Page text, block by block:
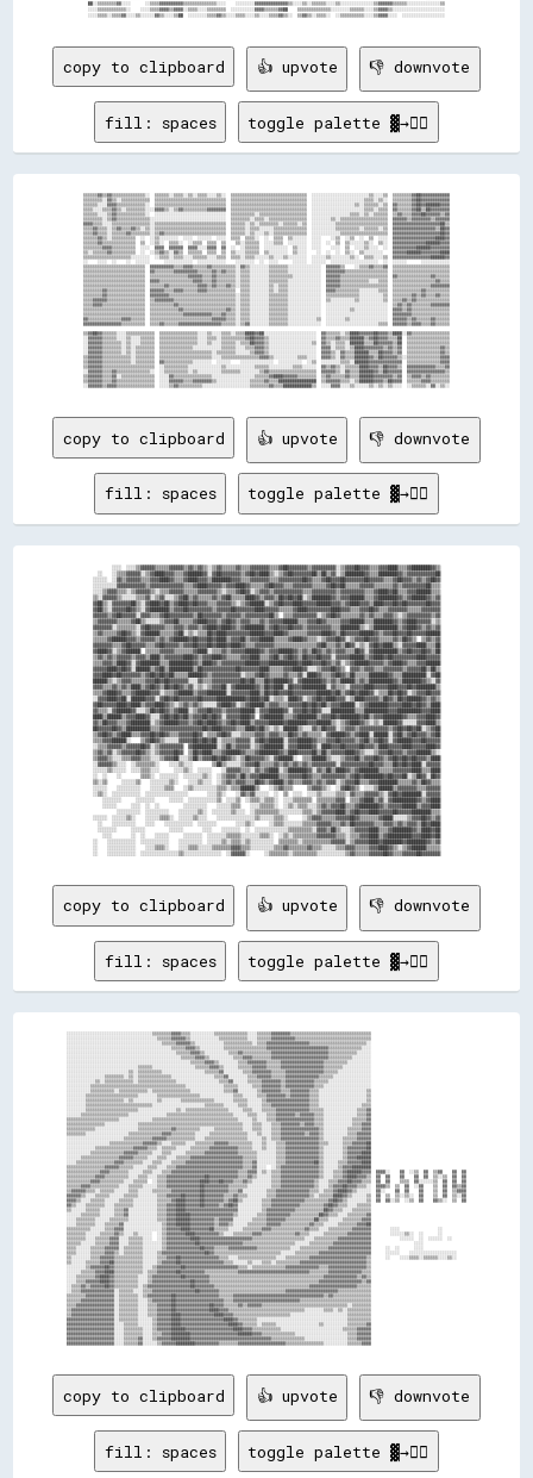
copy to clipboard 👍 upvote 👎 downvote
fill: spaces toggle palette ▓→✊🏽
▒▒▒▒▒▒▓▓▒▒▓▓▒▒▒▒▒▒▒▒▒▒▒▒▒▒░░  ▒▒▒▒▒▒░░▒▒▒▒░░▒▒░░▒▒▒▒░░░░▒▒░░  ▒▒▒▒▒▒▒▒▒▒▒▒▒▒▒▒▒▒▒▒▒▒▒▒▒▒▒▒▒▒▒▒  ░░░░░░░░░░░░░░░░░░░░░░░░▒▒░░░░▒▒  ▒▒▒▒▒▒▒▒▓▓██▓▓▓▓▓▓▓▓▓▓▓▓
▒▒▒▒▒▒▒▒░░▓▓▒▒░░▒▒▒▒▒▒▒▒▒▒▒▒  ▒▒▒▒▒▒▒▒▒▒▒▒▒▒▒▒▒▒▒▒▒▒▒▒▒▒▒▒▒▒  ▒▒▒▒▒▒▒▒▒▒▒▒▒▒▒▒▒▒▒▒▒▒▒▒▒▒▒▒▒▒▒▒  ░░░░░░░░░░░░░░░░░░░░░░▒▒▒▒░░▒▒░░  ▒▒▒▒▒▒▒▒▓▓██▓▓▓▓▓▓▓▓▓▓▓▓
▒▒▒▒▒▒░░░░▓▓▓▓▒▒▒▒▒▒▒▒▒▒▒▒░░  ▒▒▒▒▒▒▒▒▒▒▒▒▒▒▒▒▒▒▒▒▒▒▒▒▒▒▒▒▒▒  ▒▒▒▒▒▒▒▒▒▒▒▒▒▒▒▒▒▒▒▒▒▒▒▒▒▒▒▒▒▒▒▒  ░░░░░░░░░░░░░░░░░░▒▒░░▒▒▒▒▒▒░░▒▒  ▓▓▒▒▒▒▒▒▓▓██▓▓██████▓▓▓▓
▒▒▒▒░░░░▒▒▒▒▓▓▒▒░░▒▒▒▒▒▒▒▒░░░░▓▓▓▓▒▒░░▒▒▓▓▒▒▒▒▒▒▒▒▒▒▓▓▓▓▓▓▓▓  ▒▒▒▒▒▒▒▒▒▒▒▒▒▒▒▒▒▒▒▒▒▒▒▒▒▒▒▒▒▒▒▒  ░░░░░░░░░░░░░░░░░░░░░░▒▒▒▒░░▒▒▒▒  ▓▓▒▒▒▒▒▒▓▓██▒▒██▓▓▓▓▓▓▓▓
▒▒▒▒▒▒░░░░▒▒▓▓▒▒▒▒▒▒▒▒▒▒▒▒░░  ░░░░░░░░░░░░░░░░░░░░░░░░░░░░░░  ▒▒▒▒▒▒▒▒▒▒░░▒▒▒▒▒▒▒▒▒▒▒▒▒▒▒▒▒▒▒▒  ░░░░░░░░░░░░░░░░▒▒▒▒░░▒▒░░▒▒▒▒▒▒  ▒▒▓▓▒▒▒▒▓▓▓▓██▓▓▓▓▓▓▒▒▓▓
▒▒▒▒▒▒▒▒░░▒▒▓▓▒▒▒▒▒▒▒▒▒▒▒▒▒▒░░░░░░░░░░░░░░░░░░░░░░░░░░░░░░░░  ▒▒▒▒▒▒▒▒░░▒▒▒▒░░▒▒▒▒▒▒▒▒▒▒▒▒▒▒▒▒  ░░░░░░░░▒▒░░▒▒▒▒▒▒▒▒▒▒▒▒▒▒▒▒▒▒▒▒  ▓▓▓▓▓▓▒▒▓▓▓▓▓▓▓▓▒▒▓▓▓▓▓▓
▓▓▓▓▒▒▒▒░░░░▒▒▒▒▒▒▒▒▒▒▒▒▒▒▒▒░░▒▒▒▒▒▒▒▒▒▒▒▒▒▒▒▒▒▒▒▒▒▒▒▒▒▒▒▒▒▒  ▒▒▒▒▒▒░░▒▒░░▒▒▒▒▒▒▒▒░░▒▒▒▒▒▒░░▒▒  ░░░░░░░░░░▒▒▒▒▒▒▒▒▒▒▒▒▒▒▒▒▒▒▒▒▒▒  ▓▓▓▓▓▓▓▓▓▓▓▓▓▓▓▓▓▓▓▓██▒▒
▒▒▒▒▓▓▒▒▒▒░░▒▒▓▓▒▒▒▒▓▓▒▒░░▒▒░░▒▒▒▒▒▒▒▒▒▒▒▒▒▒▒▒▒▒▒▒▒▒▒▒▒▒▒▒▒▒  ▒▒▒▒▒▒░░▒▒▒▒░░░░░░▒▒▒▒▒▒▒▒▒▒▒▒▒▒  ░░░░░░░░░░▒▒▒▒▒▒▒▒▒▒░░▒▒▒▒▒▒░░▒▒  ▓▓▓▓▓▓▓▓▓▓▓▓▓▓▓▓▓▓▒▒██▓▓
▒▒▒▒▓▓▒▒▒▒░░▒▒▒▒▒▒▓▓▒▒▒▒▒▒▒▒░░▒▒▓▓▒▒▒▒▒▒▒▒▒▒▒▒▒▒▒▒▒▒▒▒▒▒▒▒▒▒  ▒▒▒▒▒▒░░▒▒░░░░▒▒░░▒▒▒▒▒▒▒▒▒▒▒▒▒▒  ░░░░░░░░░░░░▒▒▒▒▒▒▒▒▒▒▒▒▒▒▒▒▒▒▒▒  ▓▓▓▓▓▓▓▓▓▓▓▓▓▓▓▓▓▓▓▓██▓▓
▒▒▒▒▒▒▓▓▒▒░░▒▒▒▒▒▒▒▒▒▒  ░░  ░░▒▒░░░░░░░░  ░░░░  ░░░░░░  ░░░░  ▒▒▒▒  ▒▒▒▒░░  ░░  ▒▒▒▒  ▒▒░░░░░░  ░░░░    ░░▒▒  ░░▒▒  ░░  ▒▒  ░░░░  ▓▓▓▓▓▓▓▓▓▓▓▓▓▓▓▓▓▓████▓▓
▒▒▒▒▒▒▓▓▒▒▒▒▒▒▒▒▒▒▒▒▒▒  ▒▒  ░░▒▒░░  ▒▒▒▒░░  ░░▒▒▒▒  ▒▒▒▒  ▒▒    ▒▒░░▒▒▒▒▒▒  ░░░░▒▒▒▒  ░░░░░░░░  ░░░░  ░░  ▒▒  ▒▒░░░░░░▒▒░░  ▒▒░░  ▓▓▓▓▓▓▓▓▓▓▓▓▓▓██████▓▓▓▓
▒▒▒▒▒▒▒▒▓▓▓▓▒▒▒▒▒▒▒▒▒▒  ░░░░  ▓▓▓▓  ▓▓▓▓▓▓  ▓▓▓▓░░░░▓▓▓▓  ▓▓  ░░  ░░▒▒▒▒▒▒  ░░░░░░░░░░  ▒▒░░░░  ░░░░    ░░░░  ▒▒  ░░░░▒▒░░░░  ░░  ▓▓▓▓▓▓▓▓▓▓██████▓▓▓▓▓▓▓▓
▒▒░░▒▒▒▒▒▒▓▓▒▒▒▒▒▒▒▒▒▒  ░░  ░░▒▒▓▓▒▒░░▓▓▒▒  ▒▒▒▒▒▒  ▒▒▒▒  ▒▒  ▒▒░░░░▒▒▒▒▒▒  ▒▒░░░░░░░░  ▒▒░░░░    ░░  ░░  ░░  ▒▒░░  ▒▒░░░░░░░░    ▓▓▓▓▓▓██████▓▓▓▓▓▓▓▓████
▒▒▒▒▒▒▒▒▒▒▒▒▒▒▒▒▒▒▒▒░░░░░░░░  ░░▒▒▒▒░░▒▒▒▒░░░░▒▒▒▒▒▒░░░░▒▒▒▒  ▒▒▒▒░░▒▒▒▒░░░░░░▒▒░░░░▒▒░░░░░░░░  ░░░░░░▒▒░░░░░░░░▒▒░░  ▒▒▒▒░░░░▒▒  ▓▓▓▓▓▓▓▓▓▓▓▓▓▓▓▓██████▓▓
▒▒▒▒▒▒▒▒▒▒▒▒▒▒▒▒▒▒▒▒▒▒▒▒▒▒  ▓▓▓▓▓▓▓▓▓▓▒▒▒▒▓▓▓▓▒▒▒▒▒▒▓▓▒▒▒▒▒▒▒▒▒▒░░▓▓▒▒░░░░░░░░▒▒▒▒▒▒▒▒░░░░░░░░░░░░░░  ▓▓▓▓▓▓▒▒    ░░▒▒▒▒▓▓▒▒▒▒▓▓  ▒▒▒▒▒▒▒▒▒▒▒▒▒▒▒▒▒▒▒▒▒▒▒▒
▒▒▒▒▒▒▒▒▒▒▒▒▒▒▒▒▒▒▒▒▒▒▒▒▒▒  ▓▓▒▒▒▒▒▒▒▒▓▓▓▓▓▓▓▓▓▓▒▒▒▒▒▒▓▓▒▒▓▓▒▒▒▒░░▒▒▒▒░░░░░░░░▒▒▒▒▒▒▒▒░░░░░░░░░░░░░░  ▓▓▓▓▓▓▓▓▒▒▒▒▒▒▒▒▒▒▒▒▒▒▒▒▒▒  ▒▒▒▒▒▒▒▒▒▒▒▒▒▒▒▒▒▒▒▒▒▒▒▒
▒▒▒▒▒▒▒▒▒▒▒▒▒▒▒▒▒▒▒▒▒▒▒▒▒▒  ▒▒▒▒▒▒▒▒▒▒▒▒▒▒▒▒▓▓▓▓▓▓▒▒▒▒▓▓▒▒▒▒▒▒▒▒░░▒▒▒▒░░░░░░░░▒▒▒▒▒▒▒▒▒▒░░░░░░░░░░░░  ▓▓▓▓▓▓▒▒▒▒▒▒▒▒▒▒▒▒▒▒▒▒▒▒▒▒  ▓▓▒▒▒▒▒▒▒▒▒▒▒▒▒▒▓▓▒▒▒▒▒▒
▒▒▒▒▒▒▒▒▒▒▒▒▒▒▒▒▒▒▒▒▒▒▒▒▒▒  ▓▓▓▓▒▒▒▒▒▒▒▒▒▒▒▒▒▒▓▓▓▓▒▒▒▒▓▓▒▒▒▒▒▒▒▒░░▒▒▒▒░░░░░░░░▒▒▒▒▒▒▒▒░░░░░░░░░░░░░░  ▓▓▓▓▓▓▒▒▒▒▒▒▒▒▒▒▒▒░░░░▒▒▒▒  ▒▒▒▒▒▒▒▒▒▒▒▒▒▒▒▒▒▒▓▓▒▒▒▒
▒▒▒▒▒▒▒▒▒▒▒▒▒▒▒▒▒▒▒▒▒▒▒▒▒▒  ▒▒▒▒▒▒▓▓▒▒▒▒▒▒▒▒▒▒▒▒▓▓▓▓▒▒▓▓▒▒▒▒▓▓▒▒░░▒▒▒▒░░░░░░░░▒▒░░▒▒▒▒░░░░░░░░░░░░░░  ▓▓▓▓▓▓▒▒▒▒▒▒▒▒▒▒▒▒▒▒▒▒▒▒▒▒  ▒▒▒▒▒▒▒▒▒▒▒▒▒▒▒▒▓▓▓▓▓▓▓▓
▒▒▒▒▒▒▒▒▓▓▒▒▒▒▒▒▒▒▒▒▒▒▒▒▒▒  ▓▓▓▓▓▓▒▒▒▒▓▓▓▓▒▒▒▒▒▒▓▓▓▓▒▒▒▒▒▒▒▒▒▒▒▒  ▒▒▒▒░░░░░░░░▒▒░░▒▒▒▒░░░░░░░░░░░░░░  ▓▓▓▓▒▒▒▒▒▒▒▒▒▒░░░░░░░░▒▒▒▒  ▒▒▒▒▒▒▒▒▒▒▒▒▓▓▒▒▒▒▒▒▒▒▒▒
▒▒▒▒▒▒▒▒▓▓▒▒▒▒▒▒▒▒▒▒▒▒▒▒▒▒  ▓▓▓▓▓▓▓▓▒▒▒▒▒▒▒▒▒▒▒▒▒▒▒▒▒▒▒▒▒▒▒▒▒▒▒▒░░▒▒▒▒░░░░░░░░▒▒▒▒▒▒▒▒░░░░░░░░░░░░░░  ▒▒▒▒▒▒▒▒▒▒▒▒▒▒░░░░░░░░░░▒▒  ▒▒▒▒▒▒▒▒▓▓▒▒▓▓▒▒▒▒▓▓▒▒▒▒
▒▒▒▒▓▓▓▓▓▓▒▒▒▒▒▒▒▒▒▒▒▒▒▒▒▒  ▒▒▓▓▓▓▓▓▓▓▒▒▒▒▒▒▒▒▒▒▒▒▒▒▒▒▒▒▒▒▒▒▒▒▒▒░░▒▒▒▒░░░░░░░░▒▒▒▒▒▒▒▒░░░░░░░░░░░░░░  ▒▒░░░░░░░░░░▒▒░░░░░░░░░░▒▒  ▒▒▒▒▓▓▒▒▓▓▒▒▒▒▒▒▒▒▒▒▒▒▒▒
▒▒▒▒▓▓▓▓▒▒▒▒▒▒▒▒▒▒▒▒▒▒▒▒▒▒  ▒▒▒▒▒▒▒▒▒▒▓▓▒▒▒▒▒▒▒▒▒▒▒▒▒▒▒▒▒▒▒▒▒▒▒▒░░▒▒▒▒░░░░░░░░▒▒▒▒▒▒▒▒░░░░░░░░░░░░░░  ░░░░░░░░░░░░░░░░░░░░░░░░░░  ▒▒▓▓▒▒▓▓▒▒▒▒▒▒▒▒▓▓▓▓▓▓▓▓
▒▒▒▒▒▒▒▒▒▒▒▒▒▒▒▒▒▒▒▒▒▒▒▒▒▒  ▒▒▒▒▒▒▒▒▒▒▒▒▓▓▒▒▒▒▒▒▒▒▒▒▒▒▒▒▒▒▒▒▓▓▒▒░░▒▒▒▒░░░░░░░░▒▒▒▒▒▒▒▒░░░░░░░░░░░░░░  ░░░░░░░░░░▒▒░░░░░░░░░░░░░░  ▓▓▓▓▒▒▓▓▒▒▒▒▒▒▒▒▒▒▒▒▒▒▒▒
▒▒▒▒▒▒▒▒▒▒▒▒▒▒▒▒▒▒▒▒▒▒▒▒▒▒  ▒▒▒▒▒▒▒▒▒▒▒▒▒▒▓▓▓▓▓▓▓▓▓▓▓▓▒▒▒▒▓▓▒▒▒▒░░▒▒▒▒░░░░░░░░▒▒▒▒▒▒▒▒░░░░░░░░░░░░░░  ░░░░░░░░░░░░░░░░░░░░░░░░░░  ▓▓▓▓▓▓▓▓▒▒▒▒▒▒▒▒▒▒▒▒▒▒▒▒
▓▓▒▒▒▒▒▒▒▒▒▒▒▒▒▒▓▓▓▓▒▒▒▒▒▒  ▒▒▒▒▒▒▒▒▒▒▒▒▒▒▒▒▒▒▒▒▒▒▒▒▒▒▓▓▓▓▓▓▒▒▒▒░░▒▒▒▒░░░░░░░░▒▒▒▒▒▒▒▒░░░░░░░░░░░░▒▒  ░░░░░░░░▒▒░░░░░░░░░░░░░░░░  ▓▓▓▓▓▓▒▒▓▓▒▒▒▒▒▒▓▓▒▒▒▒▒▒
▓▓▓▓▓▓▓▓▓▓▓▓▓▓▓▓▒▒▒▒▒▒▒▒▒▒  ▒▒▒▒▓▓▒▒▒▒▒▒▓▓▓▓▓▓▓▓▓▓▓▓▓▓▓▓▓▓▒▒▒▒▒▒░░▒▒▓▓░░░░░░░░▒▒▒▒▒▒▒▒░░░░░░░░░░░░░░  ░░░░░░░░░░░░░░░░░░░░░░▒▒▒▒  ▓▓▓▓▓▓▒▒▓▓▓▓▒▒▒▒▓▓▒▒▒▒▒▒
▒▒▓▓██▓▓▒▒▒▒▒▒░░░░▒▒▒▒▒▒▒▒▒▒▒▒  ▒▒▒▒▒▒▒▒▒▒▒▒▒▒▒▒░░░░▒▒░░░░▒▒▒▒░░▒▒▒▒████▓▓██░░░░░░░░░░░░░░░░░░░░░░  ▓▓▒▒▒▒▒▒░░▒▒████▓▓▓▓▓▓██▓▓▓▓▒▒████░░▓▓▒▒▒▒▒▒▒▒▒▒▒▒▒▒▒▒
░░▓▓▓▓▓▓▒▒▒▒▒▒░░░░▒▒░░░░▒▒▒▒▒▒  ▒▒▒▒▒▒▒▒▒▒▒▒▒▒▒▒░░░░▒▒▒▒░░▒▒▒▒▒▒▒▒▒▒▓▓██▓▓▓▓▒▒░░░░░░░░░░░░░░░░░░░░  ▓▓▒▒▒▒▓▓▒▒▒▒██████▒▒▓▓██▓▓▓▓▒▒▒▒██  ▒▒▒▒▒▒▒▒▒▒▒▒▒▒▒▒▒▒
░░▓▓▓▓▓▓▒▒▒▒▒▒▒▒░░▒▒░░░░▒▒▒▒▒▒  ▒▒▒▒▒▒▒▒▒▒▒▒▒▒▒▒░░░░▒▒░░░░▒▒▒▒▒▒░░▒▒▒▒██▓▓▓▓▒▒░░░░░░░░░░░░░░░░░░▒▒  ▓▓▒▒░░▒▒▒▒░░██████▒▒▒▒██▓▓▓▓▓▓▒▒██  ▒▒▒▒▒▒▒▒▒▒▒▒▒▒▒▒▒▒
░░▓▓▓▓▓▓▒▒▒▒▒▒▒▒░░▒▒░░▒▒▒▒▒▒▒▒  ▒▒▒▒▒▒▒▒▒▒▒▒▒▒░░░░░░░░░░░░▒▒▒▒▒▒░░░░▒▒▒▒▓▓▓▓▒▒░░░░░░░░░░░░░░░░░░░░  ▓▓▓▓░░▒▒▒▒░░▒▒████▓▓▓▓▓▓▓▓▒▒▓▓▒▒▓▓  ▒▒▒▒▒▒▒▒▒▒▒▒▒▒▓▓▒▒
░░▓▓▓▓▓▓▒▒▒▒▒▒▒▒░░▒▒░░▒▒▒▒▒▒▒▒  ▒▒▒▒▒▒▒▒▒▒▒▒▒▒▒▒▒▒▒▒▒▒░░▒▒▒▒▒▒▒▒░░░░░░▒▒▓▓▓▓▒▒░░░░░░░░░░░░░░░░░░░░  ▓▓▓▓▒▒░░▓▓▒▒▒▒██████▒▒▒▒██▓▓▓▓▒▒▓▓  ▒▒▒▒▒▒▒▒▒▒▒▒▒▒▓▓▒▒
▒▒▓▓▓▓▓▓▒▒▒▒▒▒▒▒▒▒▒▒░░▒▒▒▒▒▒▒▒  ▒▒▒▒▒▒▒▒▒▒▒▒▒▒▒▒▒▒▒▒▒▒░░░░▒▒▒▒▒▒▒▒▒▒▒▒▒▒▒▒▓▓▓▓▒▒░░░░░░░░░░▒▒▒▒░░░░  ▓▓▓▓▒▒░░▓▓▒▒▒▒██████▓▓▒▒██▓▓▓▓▓▓▒▒░░▒▒▒▒▒▒▒▒▒▒▒▒▒▒▓▓▓▓
▒▒▓▓▓▓▓▓▒▒▒▒▒▒▒▒▒▒▒▒░░▒▒▒▒▒▒▒▒  ▓▓▒▒▒▒▒▒▒▒▒▒▒▒░░░░░░░░  ░░░░░░    ░░░░░░░░░░░░░░  ░░░░░░░░░░  ░░▒▒  ░░░░░░░░▒▒▒▒░░██████▓▓▓▓▓▓▓▓▓▓▓▓▓▓  ▒▒▒▒▒▒▒▒▒▒▒▒▒▒▓▓▓▓
▒▒▓▓▓▓▓▓▒▒▒▒▒▒▒▒▒▒▒▒▒▒▒▒▒▒▒▒▒▒  ░░▒▒▒▒▒▒▒▒▒▒░░░░░░░░░░░░░░▒▒░░░░░░░░░░░░▒▒▒▒▒▒░░░░░░░░░░▒▒▒▒░░░░░░  ▓▓▒▒▓▓▒▒░░▒▒▒▒▒▒████▓▓▓▓▒▒██▓▓▓▓▒▒  ▓▓▓▓▓▓▓▓▓▓▓▓▒▒▒▒▓▓
░░▓▓▓▓▓▓▒▒▒▒▓▓▒▒▒▒▒▒▒▒▒▒▒▒▒▒░░  ░░▒▒▒▒▒▒▒▒▒▒░░▒▒░░░░░░░░░░▒▒▒▒▒▒▒▒░░░░░░░░▒▒▓▓▒▒▒▒▒▒▒▒▒▒▒▒▒▒▒▒▒▒▒▒  ▓▓▓▓▓▓▒▒░░▓▓▒▒▒▒██████▓▓▒▒██▓▓▓▓▓▓  ▓▓▓▓▓▓▓▓▓▓▓▓▓▓▓▓▒▒
▒▒▓▓▓▓▓▓▒▒▒▒▓▓░░▒▒▒▒▒▒▒▒▒▒▒▒▒▒  ░░░░▓▓▒▒▒▒▒▒▒▒▒▒▒▒▒▒▒▒░░░░░░░░░░░░░░░░░░▒▒▒▒▒▒▓▓████▓▓▓▓▓▓▒▒▒▒▒▒▒▒  ▒▒▓▓▒▒▒▒▒▒▓▓▒▒▒▒██████▓▓▓▓▓▓▓▓▒▒▓▓  ▒▒▓▓▓▓▒▒▓▓▒▒▒▒▒▒▒▒
▒▒▓▓▓▓▓▓▒▒▒▒▓▓▒▒▒▒▒▒▒▒▒▒▒▒▒▒▒▒  ░░░░▓▓▓▓▓▓▒▒▒▒▓▓▓▓▓▓▓▓▒▒░░░░░░░░░░░░░░▒▒▒▒▒▒▓▓▒▒▒▒████████████████  ▒▒▓▓▓▓▓▓▒▒▒▒░░▒▒██████▓▓▓▓▒▒██▓▓▓▓  ▒▒▒▒▒▒▓▓▓▓▒▒▒▒▒▒▒▒
copy to clipboard 👍 upvote 👎 downvote
fill: spaces toggle palette ▓→✊🏽
        ░░░░  ░░░░▒▒▓▓▓▓▓▓▒▒▒▒▒▒▓▓▓▓▓▓▒▒▓▓▒▒▓▓▒▒░░▒▒▓▓▒▒▒▒▒▒▓▓▒▒▒▒▓▓▓▓▓▓▓▓▒▒▒▒▓▓██▓▓▓▓▓▓▓▓▒▒▓▓▓▓▓▓▓▓▓▓░░▒▒▓▓▓▓██▓▓▓▓▒▒▒▒▓▓▓▓████▒▒▒▒▓▓████████▓▓▒▒
  ░░    ░░▒▒▒▒▓▓▓▓▓▓░░▒▒▓▓████▓▓▓▓▒▒▒▒▓▓██████▓▓░░▓▓██▓▓▓▓▓▓▓▓▒▒▓▓██▓▓████▒▒░░▒▒▓▓██▓▓▓▓▓▓▓▓██▒▒██▒▒▓▓░░▒▒████████▓▓▒▒▒▒████████▓▓▒▒▓▓▓▓▓▓▓▓▓▓▓▓██
░░░░░░  ░░▓▓▒▒▓▓▓▓▓▓▒▒▒▒▓▓▓▓████▓▓▒▒▒▒▓▓████▓▓▓▓▒▒████████▓▓▓▓▒▒▒▒▓▓▓▓▓▓▓▓▒▒▒▒▓▓▓▓▓▓▓▓▓▓██▓▓▒▒▒▒▓▓██▓▓▓▓██▓▓▓▓▓▓▓▓██▓▓▓▓▓▓▒▒▒▒▓▓██▓▓▓▓▒▒▓▓▒▒▓▓██▓▓
░░░░░░░░░░▓▓▓▓▓▓▓▓▓▓▓▓▒▒▓▓▓▓▓▓▓▓▓▓▓▓▓▓▒▒▒▒▓▓████▓▓▓▓▓▓▒▒▓▓▓▓████▓▓▒▒▒▒▒▒▓▓██▓▓▓▓▒▒▒▒▓▓▓▓▓▓▓▓▒▒▒▒▒▒▓▓██▓▓██▒▒▒▒▒▒▓▓▓▓▓▓▒▒▒▒▒▒▒▒▓▓▒▒▓▓▓▓▓▓▓▓▓▓██▒▒▒▒
░░░░▒▒▓▓▓▓▒▒▒▒░░▒▒▓▓▓▓▓▓▒▒░░▒▒▒▒▓▓▓▓▓▓▒▒▒▒▒▒▓▓▓▓▓▓▓▓▒▒░░▒▒▒▒▓▓██▓▓░░▒▒▓▓▓▓▒▒▓▓▓▓▓▓▓▓▓▓▓▓▒▒▒▒▓▓▓▓▓▓▓▓▓▓▒▒▓▓▓▓▓▓▓▓▓▓▒▒▒▒▓▓████▓▓██▒▒▒▒▓▓▓▓██████▒▒▒▒
▒▒░░▓▓▓▓▓▓▒▒░░░░░░▒▒▒▒▓▓░░▒▒▓▓░░░░▒▒▓▓██▒▒▓▓▒▒▒▒▒▒▓▓▒▒▓▓██▒▒▒▒▒▒████▓▓▒▒▓▓▓▓▒▒██▓▓██▓▓██░░▒▒████████▓▓▒▒▓▓▓▓██████▒▒▒▒▓▓████████▓▓▒▒▓▓██████▓▓▒▒▓▓
▓▓██▒▒░░▓▓▓▓▓▓▓▓██▒▒░░▓▓████▓▓██▒▒▓▓████▓▓██▓▓▓▓▒▒▒▒▓▓▓▓▓▓▒▒░░▒▒▓▓██████░░▒▒▓▓██▓▓▓▓████▓▓▓▓▓▓██████▓▓▓▓▒▒▓▓████▓▓▓▓▒▒████▓▓▓▓██▓▓██▓▓▓▓▓▓▓▓██▓▓▓▓
▓▓██▒▒░░▓▓▓▓▓▓██▓▓▒▒░░▓▓████████▒▒▓▓▓▓██▓▓▓▓▓▓▓▓▓▓▒▒▓▓▓▓▓▓██▓▓▓▓▓▓▓▓████▓▓▓▓▓▓▒▒▒▒▒▒▓▓████▓▓▓▓▓▓▓▓▓▓████▓▓▓▓▒▒▒▒▓▓▓▓██▓▓▒▒▒▒▓▓▓▓▓▓▓▓▒▒▒▒▒▒▓▓▓▓▓▓▓▓
▓▓▓▓▓▓▒▒▓▓██▓▓▓▓▓▓░░▓▓▓▓▒▒▒▒▓▓██▓▓▓▓▓▓▓▓▓▓▒▒██▓▓▓▓▓▓▓▓▒▒▓▓▓▓▓▓▒▒▓▓▓▓▓▓▓▓▓▓██▒▒  ▒▒▒▒▓▓▓▓▓▓▓▓▓▓░░▒▒▓▓██▓▓▒▒▒▒▒▒▒▒▓▓▒▒▓▓▒▒▒▒▓▓▓▓▒▒░░▒▒▓▓▓▓▓▓▓▓▓▓▒▒▓▓
▒▒▓▓▓▓▓▓▓▓▒▒▒▒▒▒▓▓██▒▒░░░░░░▒▒▓▓▓▓██▒▒▒▒▒▒▓▓████▓▓▓▓▒▒▓▓██▓▓▒▒▓▓▓▓▒▒▒▒▓▓▒▒▓▓▓▓▓▓██████▒▒▒▒▓▓▓▓██▓▓▒▒▒▒▒▒▓▓▓▓██████▒▒▒▒████████▓▓▒▒▓▓████▓▓▓▓▓▓░░▒▒
▓▓▓▓▓▓▓▓░░▒▒▒▒▒▒▒▒░░▓▓██▓▓▓▓▓▓▒▒▒▒▓▓▓▓▒▒▓▓▓▓▒▒▓▓████▓▓████▓▓▒▒▓▓████████▒▒▓▓██▓▓▓▓██▓▓▓▓▒▒▓▓▓▓▓▓▓▓▓▓▒▒▒▒████████▒▒░░▒▒██████████▒▒▓▓████▓▓▒▒▓▓▒▒▓▓
▒▒▓▓▒▒▒▒▒▒▓▓██▓▓▒▒░░▓▓██████▒▒▒▒▒▒▓▓██░░▒▒░░▒▒▒▒██▓▓████▓▓▓▓▓▓▓▓▓▓██████▓▓▓▓████▓▓▒▒▒▒▒▒▒▒▓▓▓▓▓▓████▓▓▒▒██▓▓▓▓▓▓██████▓▓▒▒▓▓▓▓██▓▓▓▓██▓▓▓▓▓▓██████
▒▒▒▒▒▒▓▓██████▓▓▓▓▒▒▓▓▓▓▓▓▒▒▓▓▒▒▓▓██████▓▓██▓▓▓▓██▓▓████▒▒▓▓▓▓██▒▒▓▓▓▓██████▒▒▒▒▒▒▓▓████▓▓▒▒▒▒░░▒▒▓▓▓▓██▓▓░░▒▒▓▓▓▓██▓▓▓▓▒▒▒▒▒▒▓▓▒▒██▓▓▒▒  ▒▒▓▓▒▒▓▓
▓▓▓▓▓▓▓▓▒▒▒▒▓▓██▓▓▓▓▓▓▒▒▒▒▓▓██▓▓▓▓▓▓▒▒▓▓▓▓██▓▓▓▓██▓▓████▓▓████▓▓▒▒▒▒▓▓▓▓▓▓▓▓▒▒▒▒▒▒▒▒▒▒▒▒▒▒▒▒▒▒▓▓██▒▒▒▒▓▓▒▒██▓▓░░▒▒░░▓▓██▓▓████▒▒░░▓▓▓▓▓▓████▒▒▒▒██
▓▓████▓▓░░▒▒▓▓██████  ▒▒▒▒▒▒▓▓▓▓▓▓▒▒▒▒▒▒▒▒▓▓████░░▒▒▒▒▓▓▒▒▓▓▓▓▓▓██████▓▓▒▒▓▓▓▓██████▓▓▒▒▓▓▒▒██▓▓▒▒▓▓▒▒▓▓▓▓▒▒▒▒██▓▓░░▓▓██████████▒▒▓▓██▓▓▓▓██▓▓▒▒██
▒▒▓▓▒▒▓▓▒▒▓▓▓▓▓▓▒▒▓▓▓▓▒▒████▒▒▓▓▓▓▓▓▓▓████▓▓▒▒▓▓▓▓████▓▓▒▒▒▒▒▒▓▓▓▓████▒▒▒▒▓▓██▒▒▓▓██▓▓▒▒██▓▓▓▓██▓▓▓▓░░▓▓▓▓▓▓██████▒▒▓▓████▓▓██▓▓▓▓▓▓▓▓▓▓████▓▓▓▓▓▓
▒▒▒▒▓▓▓▓▒▒████▓▓░░▓▓████████▒▒▒▒██████████▓▓▒▒████▓▓▒▒▓▓▓▓▓▓▓▓▓▓██████▓▓▓▓████████████▓▓████▓▓▓▓██▓▓▒▒▓▓░░▒▒▓▓██████▓▓▓▓▓▓▒▒▓▓████▓▓▒▒▒▒▓▓▓▓██████
▓▓▓▓▓▓████▓▓██▓▓░░██████▒▒▓▓██▒▒██████████▒▒██▓▓▓▓▓▓▓▓▓▓▓▓▓▓██▓▓▓▓▓▓▓▓████▒▒▒▒▒▒▓▓▓▓████▓▓░░░░▒▒▓▓▓▓██▓▓▒▒  ▓▓▓▓▒▒▓▓▓▓▒▒▒▒▓▓▓▓▓▓▓▓▒▒▓▓▓▓▓▓██▒▒██▒▒
▓▓▓▓████▓▓██▓▓▓▓▓▓▓▓▒▒▓▓██▓▓██▓▓██▒▒▒▒▒▒██████▓▓▒▒▓▓▓▓▓▓▓▓▓▓▓▓░░▒▒▒▒▓▓██▓▓▒▒▒▒▒▒▓▓▒▒▒▒▓▓░░████▓▓▒▒▒▒▓▓██▓▓▒▒██▒▒▒▒▒▒████████▓▓▒▒▒▒██████████░░▓▓██
██████▒▒░░▒▒▓▓▓▓▒▒▒▒▒▒▓▓▓▓██▓▓██▓▓▓▓▓▓▓▓░░░░▓▓▒▒▒▒▓▓▓▓▓▓▓▓▓▓▓▓██▓▓██▒▒▒▒██▓▓██████▓▓░░▓▓████████▓▓▒▒▓▓▒▒██████▒▒▓▓▒▒██████████▓▓▒▒████████▓▓▒▒░░▓▓
▓▓▓▓▒▒▒▒▓▓▒▒▓▓▒▒████▒▒▓▓██▓▓▒▒██▓▓██▓▓▒▒▓▓░░▒▒░░▒▒▓▓▓▓██░░▓▓████████▓▓▒▒██▓▓████░░██▓▓▓▓██████████░░▓▓▒▒▒▒░░▓▓▓▓▓▓████▓▓▓▓▓▓████▓▓▓▓██▓▓████████▒▒
▒▒▒▒▓▓████▓▓▒▒▒▒▓▓██████▓▓▓▓░░▒▒▒▒▓▓██████▒▒▓▓▓▓████████░░▓▓▓▓▓▓▓▓████▒▒██▓▓██▓▓▓▓██▓▓▓▓▓▓▓▓▓▓██████▓▓██▒▒▓▓██▓▓████▓▓░░▒▒▒▒██▓▓██▓▓░░▒▒▓▓▓▓██▓▓▓▓
░░▓▓▓▓████▓▓██░░██████▓▓▓▓░░▓▓██▓▓██▓▓▓▓▓▓▓▓██▓▓▓▓▓▓████████████▓▓████▓▓██░░▒▒▒▒░░████▓▓░░▒▒▓▓██▓▓████▓▓▓▓░░▒▒████▓▓▓▓▓▓▒▒██▓▓▒▒██▓▓██████▓▓▒▒▓▓▒▒
▓▓██▓▓▓▓▓▓████▓▓████▒▒▓▓▓▓████▓▓▒▒░░▒▒▓▓▒▒▓▓▒▒░░░░░░▓▓████▓▓░░▒▒▓▓██████▒▒▓▓▓▓▒▒▒▒▓▓▓▓▓▓██▓▓██▓▓██▒▒▓▓▓▓██████░░▒▒▓▓████████▓▓▓▓▓▓████▓▓██▓▓▒▒████
▓▓▒▒▒▒░░▓▓██████▓▓░░░░▒▒██▓▓██▓▓▒▒▓▓████░░▒▒▓▓▓▓██▓▓▓▓▒▒▓▓▓▓▓▓██████░░▓▓▓▓██████▓▓░░▓▓▓▓██▓▓██▓▓░░░░██████████▒▒▒▒██████████▓▓▓▓██████████▓▓▓▓████
████▒▒██████▒▒▓▓▓▓████▓▓░░░░▓▓██▓▓██▓▓██▒▒▓▓▓▓██▓▓██▓▓░░▓▓▓▓▓▓████▓▓  ▓▓████████▒▒▒▒▓▓████████▒▒▓▓▓▓██▓▓████████▓▓██▒▒▓▓▓▓████████▓▓▒▒▒▒▓▓▓▓████▓▓
▓▓▒▒██▓▓▓▓▒▒▒▒▓▓████████░░▒▒▓▓██████▓▓▓▓▒▒▓▓██▓▓████▓▓▒▒▓▓██▓▓████▒▒▓▓▓▓▓▓██████▓▓████████▓▓▓▓██████▒▒░░▒▒▓▓████▓▓▒▒░░▒▒░░██████▓▓░░░░░░▓▓▓▓████▒▒
██▓▓▓▓▓▓██▓▓▒▒██████████▒▒▒▒▓▓▓▓▓▓▓▓▓▓▓▓▓▓▓▓▓▓██▓▓████▓▓▓▓▓▓▒▒▒▒████▓▓██▒▒░░▒▒░░██████▒▒░░░░▓▓▒▒██▓▓▓▓░░▒▒▓▓▓▓▒▒▓▓▓▓▓▓▓▓▓▓▓▓▒▒▓▓██▓▓██▓▓██░░▒▒▓▓██
▒▒▓▓██▓▓▒▒▓▓████▒▒▒▒▓▓▓▓██▓▓██▓▓▒▒▒▒▓▓▓▓▓▓██▓▓░░▒▒▒▒▓▓██▓▓░░░░▒▒▒▒▒▒▓▓▓▓▒▒▓▓▓▓▒▒▒▒██▓▓▒▒▓▓▒▒▒▒▒▒░░▓▓██████▓▓▒▒▓▓████░░██████░░▓▓██▒▒▓▓██▓▓▓▓▒▒▓▓██
▒▒▒▒▓▓▓▓██████░░    ▒▒▓▓██▓▓▒▒░░░░░░▓▓▓▓▓▓██▓▓██▓▓██░░▒▒▒▒▒▒▓▓▓▓▓▓░░▓▓██▓▓██████░░▓▓▓▓██████▓▓▒▒▒▒▓▓▓▓██▓▓▓▓▓▓▒▒▓▓██▒▒▓▓██▓▓░░▓▓██████▓▓▓▓██▓▓▓▓▓▓
░░▒▒▒▒▓▓▓▓▓▓▒▒▓▓▓▓▓▓██▓▓░░▒▒▓▓▓▓▓▓▓▓▓▓  ▓▓██████████░░▒▒██▒▒▓▓▓▓▓▓░░▒▒▓▓████████░░▓▓▓▓██████▓▓░░████▓▓▓▓██▓▓▓▓▓▓██▓▓▓▓▒▒████▓▓▓▓▓▓████▓▓▓▓▓▓████▓▓
▒▒▓▓▒▒▓▓░░▒▒▓▓▓▓▓▓██▓▓▒▒░░▒▒▓▓▓▓▓▓██▓▓  ▒▒██▓▓████▒▒▒▒▓▓██████▓▓▒▒▒▒▓▓████████▓▓▒▒████▓▓▓▓▓▓██▒▒██▒▒▓▓▓▓▓▓████▓▓▒▒░░░░▒▒▓▓▓▓██▓▓▓▓▒▒▓▓▓▓██████▒▒░░
▒▒▓▓▓▓▒▒░░░░▒▒▒▒▓▓▓▓▒▒▒▒░░░░▒▒▓▓▓▓██░░░░▒▒██▒▒▓▓▓▓██▓▓██▓▓▒▒░░▒▒██▓▓▓▓▓▓▒▒░░▓▓██████░░  ▒▒▒▒██████▒▒░░░░▒▒▓▓▓▓██▒▒▓▓▓▓██▓▓▒▒▓▓██▓▓██▓▓██▓▓▓▓▒▒████
░░▓▓▓▓▓▓▒▒░░░░  ░░▒▒▒▒▒▒▒▒░░    ░░░░▒▒░░░░        ▒▒██▒▒░░░░░░▒▒▓▓▓▓██▒▒▒▒▒▒▓▓▒▒▓▓▒▒▓▓▒▒▓▓▒▒▓▓▓▓▓▓▓▓▓▓░░▓▓▓▓▓▓▓▓▓▓▓▓██▓▓▓▓▒▒▒▒██▓▓██▓▓████░░▓▓▓▓▓▓
░░░░░░▒▒░░░░░░  ░░░░▒▒▒▒░░░░      ░░░░▒▒░░  ░░░░░░    ░░▓▓▓▓▓▓▒▒▒▒░░▓▓▒▒▓▓████░░▒▒████████▓▓░░▓▓▒▒██▒▒████▓▓▒▒▓▓████████▒▒▒▒▒▒▓▓▓▓▓▓▓▓████▒▒▒▒████
░░  ░░    ░░        ▒▒▒▒░░  ░░░░░░░░  ░░░░░░░░▒▒░░  ░░▒▒▓▓▓▓▒▒██▒▒▓▓▓▓████████▒▒▒▒▓▓▓▓▓▓██▓▓▒▒▒▒▓▓▓▓▓▓▓▓▓▓▒▒▓▓██▓▓████████▓▓██▓▓▓▓██░░▒▒██▓▓░░██▓▓
▒▒░░▒▒      ░░░░░░▒▒    ░░░░░░░░▒▒░░    ░░░░▒▒░░░░  ░░▒▒▓▓▒▒▓▓▓▓▒▒▒▒██▓▓▒▒▓▓████▒▒▓▓▒▒▒▒▓▓▓▓▒▒▓▓▒▒▓▓▓▓░░▒▒▓▓▓▓██▒▒▒▒▓▓▓▓████████▒▒▒▒▒▒▓▓▒▒██▓▓▒▒▒▒
░░░░░░    ░░░░░░░░░░    ░░░░░░▒▒▒▒    ░░▒▒░░░░░░░░░░▒▒▒▒░░▒▒▒▒██████▒▒    ░░▒▒▓▓▒▒▒▒      ▒▒▓▓▓▓▒▒░░  ░░▓▓██▓▓▒▒  ░░░░▒▒██████▒▒▓▓▓▓▓▓▓▓▒▒▒▒▓▓▓▓▓▓
░░▒▒░░  ░░░░░░░░░░░░  ░░░░░░░░░░░░░░░░░░        ░░░░▒▒░░    ░░▓▓▒▒▓▓░░░░░░  ░░  ▒▒  ░░░░  ░░░░▒▒░░░░░░▒▒▒▒░░▓▓▒▒▒▒▓▓▓▓▓▓▒▒░░▓▓██▓▓████████░░▓▓▓▓▓▓
    ░░░░░░░░      ░░░░░░░░      ░░░░░░  ░░░░░░░░░░░░▒▒  ░░░░▒▒  ░░▒▒▒▒░░▒▒▒▒░░  ░░░░▒▒▒▒▒▒▒▒  ▒▒▒▒▒▒▒▒▓▓▓▓  ▒▒▒▒▓▓████▒▒▓▓░░▓▓██████████▓▓▒▒▓▓████
    ░░░░░░      ░░░░  ░░  ░░          ░░░░░░░░░░    ░░░░░░▒▒▒▒    ░░░░▒▒▒▒▒▒░░  ░░▒▒░░▒▒▒▒░░░░▒▒▓▓▒▒▓▓▓▓██▒▒▒▒▓▓████████▓▓▒▒▓▓▓▓▓▓██████▒▒▓▓▓▓████
          ░░░░░░░░░░  ░░░░░░░░░░    ░░░░░░░░▒▒░░  ░░░░░░░░▒▒░░░░  ░░▒▒▒▒▒▒▒▒▒▒░░░░░░░░░░▒▒▒▒░░▒▒▓▓▓▓▓▓████▒▒▓▓██▓▓▓▓████▓▓▓▓▓▓██▓▓▓▓▓▓████████▒▒▒▒
░░░░░░  ░░░░░░▒▒░░    ░░░░░░▒▒▒▒░░  ░░░░░░▒▒░░░░    ░░░░░░░░░░░░░░░░▒▒░░░░░░▒▒▒▒░░      ░░▒▒▓▓▓▓▒▒▒▒▒▒▓▓▓▓▓▓██▓▓▒▒▒▒▒▒▒▒▓▓████░░░░░░▒▒▓▓▓▓██▓▓▒▒▓▓
  ░░    ░░░░░░░░░░    ░░░░    ░░░░░░░░░░░░  ░░░░░░░░        ░░░░▒▒░░      ░░▒▒▒▒░░░░░░░░▒▒▒▒▒▒▓▓▓▓▓▓▒▒▒▒▓▓▒▒██▓▓▓▓▓▓▓▓▒▒▒▒▓▓▓▓▒▒▓▓▒▒▓▓▓▓▒▒██▓▓████
  ░░░░░░░░      ░░░░░░          ░░░░░░        ░░░░    ░░░░░░░░  ░░  ░░░░░░░░░░░░░░▒▒▒▒▒▒▒▒▒▒░░▓▓▓▓▒▒██▒▒░░░░▒▒▓▓▓▓▓▓████▒▒▒▒▓▓████████▓▓▒▒████▓▓██
    ░░░░        ░░  ░░    ░░░░░░      ░░░░░░░░  ░░░░░░░░▒▒▒▒▒▒░░░░░░░░▒▒▒▒░░  ░░▒▒░░▒▒▒▒▒▒▒▒▒▒▓▓▓▓▓▓▓▓▒▒▒▒░░▒▒▒▒▓▓▓▓████▒▒▓▓██████████▓▓▓▓████▓▓██
░░    ░░░░░░░░░░░░  ░░░░░░░░░░░░    ░░░░░░░░░░  ░░░░░░▒▒░░▒▒▒▒░░▒▒░░░░░░░░░░  ▒▒▒▒▒▒▒▒░░▒▒▒▒▒▒▒▒▒▒▒▒▓▓▓▓▓▓░░▒▒▓▓▓▓▓▓████▓▓████████▓▓████████▓▓▒▒▓▓
░░    ░░░░░░░░░░░░    ░░░░▒▒▒▒░░    ░░░░▒▒▒▒░░░░░░▒▒▒▒▒▒▒▒▓▓▓▓▒▒▒▒░░░░░░░░░░▒▒▒▒▓▓▒▒▒▒▒▒▒▒▓▓▒▒▒▒░░░░░░▒▒▒▒▓▓▓▓▒▒▒▒▒▒▓▓▓▓████▓▓▒▒░░▒▒▓▓██████▒▒▒▒▒▒
copy to clipboard 👍 upvote 👎 downvote
fill: spaces toggle palette ▓→✊🏽
░░░░░░░░░░░░░░░░░░░░░░░░░░░░░░░░░░░░▒▒▒▒▒▒▒▒▓▓▓▓▒▒▒▒░░░░░░░░░░▒▒▒▒▒▒▒▒▒▒▒▒▒▒░░░░▒▒▒▒▒▒▓▓▓▓▓▓▓▓▒▒▒▒▒▒▒▒▒▒▒▒▒▒▒▒▒▒▒▒▒▒▒▒▒▒▒▒▒▒▒▒▒▒                                        
░░░░░░░░░░░░░░░░░░░░░░░░░░░░░░░░░░░░░░▒▒▒▒▒▒▓▓▓▓▓▓▒▒░░░░░░░░░░░░▒▒▒▒▒▒▒▒▒▒▒▒░░░░▒▒▒▒▒▒▓▓▓▓▓▓▓▓▓▓▒▒▒▒▒▒▒▒▒▒▒▒▒▒▒▒▒▒▒▒▒▒▒▒▒▒▒▒▒▒▒▒                                        
░░░░░░░░░░░░░░░░░░░░░░░░░░░░░░░░░░░░░░░░▒▒▒▒▒▒▓▓▓▓▓▓▒▒░░░░░░░░░░░░▒▒▒▒▒▒▒▒▒▒▒▒░░▒▒▒▒▓▓▓▓▓▓▓▓▓▓▓▓▓▓▓▓▓▓▒▒▒▒▒▒▒▒▒▒▒▒▒▒▒▒▒▒▒▒▒▒▒▒░░                                        
░░░░░░░░░░░░░░░░░░░░░░░░░░░░░░░░░░░░░░░░░░░░▒▒▒▒▒▒▓▓▓▓▒▒░░░░░░░░░░▒▒▒▒▒▒▒▒▒▒▒▒▒▒▒▒▒▒▓▓▓▓▓▓▓▓▓▓▓▓▓▓▓▓▓▓▓▓▓▓▓▓▓▓▒▒▒▒▒▒▒▒▒▒▒▒▒▒░░░░                                        
░░░░░░░░░░░░░░░░░░░░░░░░░░░░░░░░░░░░░░░░░░░░░░▒▒▒▒▒▒▓▓▓▓▒▒░░░░░░░░░░▒▒▒▒▓▓▒▒▒▒▒▒▒▒▒▒▒▒▓▓▓▓▓▓▓▓▓▓▓▓▓▓▓▓▓▓▓▓▓▓▓▓▒▒▒▒▒▒▒▒▒▒▒▒░░░░░░                                        
░░░░░░░░░░░░░░░░░░░░░░░░░░░░░░░░░░░░░░░░░░░░░░░░▒▒▒▒▒▒▓▓▓▓▒▒░░░░░░░░░░▒▒▒▒▓▓▓▓▒▒▒▒▒▒▒▒▓▓▓▓▓▓▓▓▓▓▓▓▓▓▓▓▓▓▓▓▓▓▓▓▒▒▒▒▒▒▒▒▒▒░░░░░░░░                                        
░░░░░░░░░░░░░░░░░░░░░░░░░░░░░░░░░░░░░░░░░░░░░░░░░░░░▒▒▒▒▒▒▓▓▓▓▒▒░░░░░░░░▒▒▒▒▓▓▓▓▓▓▓▓▒▒▒▒▒▒▓▓▓▓▓▓▓▓▓▓▓▓▓▓▓▓▓▓▒▒▒▒▒▒▒▒▒▒░░░░░░░░░░                                        
░░░░░░░░░░░░░░░░░░░░░░░░░░░░░░▒▒▒▒▒▒░░░░░░░░░░░░░░░░░░▒▒▒▒▒▒▓▓▓▓▒▒░░░░░░▒▒▒▒▒▒▓▓▓▓▓▓▒▒▒▒▒▒▓▓▓▓▓▓▓▓▓▓▓▓▓▓▓▓▓▓▒▒▒▒▒▒▒▒░░░░░░░░░░░░                                        
░░░░░░░░░░░░░░░░░░░░░░░░░░▒▒░░▒▒▒▒▒▒▒▒▒▒░░░░░░░░░░░░░░░░░░▒▒▒▒▒▒▓▓░░░░░░░░▒▒▒▒▓▓▓▓▓▓▓▓▒▒▒▒▒▒▓▓▓▓▓▓▓▓▓▓▓▓▓▓▓▓▒▒▒▒▒▒░░░░░░░░░░░░░░                                        
░░░░░░░░░░░░░░░░▒▒▒▒▒▒▒▒░░▒▒░░▒▒▒▒▒▒▒▒▒▒▒▒▒▒░░░░░░░░░░░░░░░░░░▒▒▒▒▓▓░░░░░░░░▒▒▒▒▓▓▓▓▓▓▒▒▒▒▒▒▓▓▓▓▓▓▓▓▓▓▓▓▓▓▒▒▒▒▒▒░░░░░░░░░░░░░░░░                                        
░░░░░░░░░░░░▒▒░░▒▒▒▒▒▒▒▒▒▒▒▒░░▒▒▒▒▒▒▒▒▒▒▒▒▒▒▒▒░░░░░░░░░░░░░░░░░░▒▒▒▒▓▓░░░░░░▒▒▒▒▒▒▓▓▓▓▓▓▓▓▒▒▓▓▓▓▓▓▓▓▓▓▓▓▒▒▒▒▒▒░░░░░░░░░░░░░░░░░░                                        
░░░░░░░░░░▒▒▒▒▒▒▒▒▒▒▒▒▒▒▒▒▒▒▒▒▒▒▒▒▒▒▒▒▒▒▒▒▒▒▒▒▒▒▒▒░░░░░░░░░░░░░░░░▒▒▒▒▒▒░░░░░░▒▒▒▒▓▓▓▓▓▓▓▓▒▒▓▓▓▓▓▓▓▓▓▓▓▓▒▒▒▒░░░░░░░░░░░░░░░░░░░░                                        
░░░░░░░░░░▒▒▒▒▒▒▒▒▒▒░░▒▒▒▒▒▒▒▒▒▒▒▒░░▒▒▒▒▒▒▒▒▒▒▒▒▒▒▒▒░░░░░░░░░░░░░░▒▒▒▒▓▓░░░░░░░░▒▒▓▓▓▓▓▓▓▓▒▒▒▒▓▓▓▓▓▓▓▓▒▒▒▒░░░░░░░░░░░░░░░░░░░░▒▒                                        
░░░░░░░░▒▒▒▒▒▒▒▒▒▒▒▒▒▒▒▒▒▒▒▒▒▒░░░░░░░░▒▒▒▒▒▒▒▒▒▒▒▒▒▒▒▒▒▒░░░░░░░░░░░░░░▒▒▒▒░░░░░░▒▒▒▒▓▓▓▓▓▓▓▓▒▒▓▓▓▓▓▓▓▓▒▒▒▒░░░░░░░░░░░░░░░░░░░░▒▒                                        
░░░░░░░░▒▒▒▒▒▒▒▒▒▒▒▒▒▒▒▒░░▒▒░░░░░░░░░░▒▒░░░░░░░░▒▒▒▒▒▒▒▒▒▒▒▒▒▒░░░░░░░░▒▒▒▒▒▒░░░░░░▒▒▓▓▓▓▓▓▓▓▓▓▓▓▓▓▓▓▓▓▒▒▒▒░░░░░░░░░░░░░░░░░░░░▒▒                                        
░░░░░░░░▒▒▒▒▒▒▒▒▒▒▒▒▒▒▒▒▒▒▒▒▒▒▒▒▒▒▒▒░░░░░░░░░░░░░░░░░░░░░░▒▒▒▒▒▒▒▒░░░░░░▒▒▒▒░░░░░░▒▒▒▒▓▓▓▓▓▓▓▓▓▓▓▓▓▓▓▓▒▒▒▒░░░░░░░░░░░░░░░░░░▒▒▒▒                                        
░░░░░░░░▒▒▒▒▒▒▒▒▒▒▒▒▒▒▒▒▒▒▒▒▒▒░░░░░░░░░░░░░░░░▒▒░░▒▒▒▒▒▒▒▒▒▒▒▒▒▒▒▒▒▒░░░░░░▒▒▒▒░░░░▒▒▒▒▒▒▓▓▓▓▓▓▓▓▓▓▓▓▓▓▒▒▒▒▒▒░░░░░░░░░░░░░░▒▒▒▒▓▓                                        
░░░░░░▒▒▒▒▒▒▒▒▒▒▒▒▒▒▒▒▒▒▒▒░░░░░░░░░░░░░░░░▒▒▒▒▒▒▒▒▒▒▒▒▒▒▒▒▒▒▒▒▒▒▒▒▒▒▒▒░░░░░░▒▒▒▒░░░░▒▒▒▒▓▓▓▓▓▓▓▓▒▒▓▓▓▓▓▓▒▒▒▒░░░░░░░░░░░░░░▒▒▒▒▓▓                                        
▒▒▒▒▒▒▒▒▒▒▒▒▒▒▒▒▒▒▒▒▒▒░░░░░░░░░░░░░░▒▒▒▒▒▒▒▒▒▒▒▒▒▒▒▒▒▒▒▒▒▒▒▒▒▒▒▒▒▒▒▒▒▒▒▒░░░░░░▒▒░░░░▒▒▒▒▓▓▓▓▓▓▓▓▓▓▓▓▓▓▓▓▒▒▒▒░░░░░░░░░░░░▒▒▒▒▒▒▓▓                                        
▒▒▒▒▒▒▒▒▒▒▒▒▒▒▒▒░░░░░░░░░░░░░░▒▒▒▒▒▒▒▒▒▒▒▒▒▒▒▒▒▒▒▒▒▒▒▒▒▒▒▒▒▒▒▒▒▒▒▒▒▒▒▒▒▒▒▒░░░░▒▒▒▒░░░░▒▒▒▒▓▓▓▓▓▓▓▓▒▒▓▓▓▓▒▒▒▒░░░░░░░░░░░░▒▒▒▒▓▓▓▓                                        
▒▒▒▒▒▒▒▒▒▒▒▒░░░░░░░░░░░░░░░░░░▒▒▒▒▒▒▒▒▒▒▒▒▒▒▓▓▒▒▒▒▒▒▒▒▒▒░░░░░░▒▒▒▒▒▒▒▒▒▒▒▒░░░░▒▒▒▒░░░░▒▒▒▒▓▓▓▓▓▓▓▓▓▓▓▓▓▓▓▓▒▒░░░░░░░░░░▒▒▒▒▒▒▓▓▓▓                                        
▒▒▒▒▒▒▒▒░░░░░░░░░░░░░░░░░░▒▒▒▒▒▒▒▒▒▒▒▒▒▒▓▓▓▓▒▒▒▒▒▒▒▒▒▒░░░░░░▒▒▒▒▒▒▒▒▒▒▒▒▒▒▒▒░░░░▒▒░░░░▒▒▒▒▓▓▓▓▓▓▓▓▓▓▒▒▓▓▓▓▒▒░░░░░░░░░░▒▒▒▒▓▓▓▓▓▓                                        
░░░░░░░░░░░░░░░░░░░░░░░░▒▒▒▒▒▒▒▒▒▒▒▒▓▓▓▓▓▓▒▒▒▒▒▒▒▒▒▒▒▒░░░░▒▒▒▒▒▒▒▒▒▒▒▒▒▒▒▒▒▒░░░░░░▒▒░░▒▒▒▒▓▓▓▓▓▓▓▓▓▓▓▓▓▓▓▓▒▒░░░░░░░░▒▒▒▒▒▒▓▓▓▓▓▓                                        
░░░░░░░░░░░░░░░░░░▒▒▒▒▒▒▒▒▒▒▒▒▒▒▓▓▓▓▓▓▒▒░░░░▒▒▒▒▒▒░░░░▒▒▒▒▒▒▒▒▓▓▓▓▓▓▒▒▒▒▒▒▒▒▒▒░░░░▒▒░░░░▒▒▒▒▓▓▓▓▓▓▓▓▓▓▓▓▓▓▒▒▒▒░░░░░░▒▒▒▒▓▓▓▓▓▓██                                        
░░░░░░░░░░░░▒▒▒▒▒▒▒▒▒▒▒▒▒▒▒▒▓▓▓▓▓▓▒▒▒▒░░▒▒▒▒▒▒░░░░░░▒▒▒▒▒▒▒▒▓▓▓▓▓▓▓▓▓▓▓▓▒▒▒▒▒▒░░░░▒▒░░░░▒▒▒▒▓▓▓▓▓▓▓▓▓▓▓▓▓▓▒▒░░░░░░░░▒▒▓▓▓▓▓▓▓▓██                                        
░░░░░░░░░░▒▒▒▒▒▒▒▒▒▒▒▒▒▒▓▓▓▓▓▓▒▒▒▒▒▒░░░░▒▒▒▒░░░░░░▒▒▒▒▒▒▒▒▓▓▓▓▓▓▓▓▓▓▓▓▓▓▒▒▒▒▒▒▒▒░░░░░░░░▒▒▒▒▓▓▓▓▓▓▓▓▓▓▓▓▓▓▒▒░░░░░░░░▒▒▓▓▓▓▓▓████                                        
░░░░░░▒▒▒▒▒▒▒▒▒▒▒▒▒▒▒▒▓▓▓▓▓▓▒▒▒▒▒▒░░░░▒▒▒▒░░░░▒▒▒▒▒▒▓▓▓▓▓▓▓▓▓▓▓▓▓▓▓▓▓▓▓▓▓▓▒▒▒▒▒▒░░░░░░░░▒▒▒▒▓▓▓▓▓▓▓▓▓▓▓▓▓▓▒▒░░░░░░░░▒▒▓▓▓▓██████                                        
░░░░▒▒▒▒▒▒▒▒▒▒▒▒▒▒▒▒▓▓▓▓▒▒▒▒▒▒▒▒░░░░▒▒▒▒░░░░▒▒▒▒▒▒▓▓▓▓▓▓▓▓▓▓▓▓▓▓▓▓▓▓▓▓▓▓▓▓▒▒▒▒▓▓░░░░░░░░▒▒▒▒▓▓▓▓▓▓▓▓▓▓▓▓██▒▒░░░░░░▒▒▒▒▓▓▓▓▓▓████                                        
▒▒▒▒▒▒▒▒▒▒▒▒▒▒▒▒▓▓▓▓▓▓▒▒▒▒▒▒░░░░░░▒▒▒▒░░░░▒▒▒▒▓▓▓▓▓▓▓▓▓▓▓▓▓▓▓▓▓▓▓▓▓▓▓▓▓▓▓▓▒▒▒▒▓▓░░░░  ░░▒▒▓▓▓▓▓▓▓▓▓▓▓▓▓▓▓▓▒▒░░░░░░▒▒▓▓▓▓████████                                        
▒▒▒▒▒▒▒▒▒▒▒▒▒▒▓▓▓▓▒▒▒▒▒▒▒▒░░░░░░▒▒▒▒░░░░▒▒▒▒▓▓▓▓▓▓▓▓▓▓▓▓▓▓▓▓▓▓▓▓▓▓▓▓▓▓▓▓▒▒▒▒▓▓▓▓░░▒▒░░▒▒▒▒▓▓▓▓▓▓▓▓▓▓▓▓▓▓▓▓▒▒░░░░▒▒▒▒▓▓██████▓▓▓▓  ▓▓▓▓░░    ▓▓  ░░▒▒  ▓▓  ▒▒▓▓    ▓▓  ▓▓
▒▒▒▒▒▒▒▒▒▒▒▒▓▓▓▓▒▒▒▒▒▒▒▒▒▒░░░░▒▒▒▒░░░░▒▒▒▒▓▓▓▓▓▓▓▓▓▓▓▓▓▓▓▓██▓▓▓▓▓▓▓▓▓▓▓▓▒▒▒▒▓▓▒▒░░░░░░▒▒▒▒▓▓▓▓▓▓▓▓▓▓▓▓▓▓▓▓▒▒░░░░▒▒▒▒▓▓████▓▓▓▓▒▒  ▓▓  ▓▓    ▓▓    ▓▓  ▓▓  ▒▒░░▒▒  ▓▓  ▓▓
▒▒▒▒▒▒▒▒▒▒▓▓▓▓▒▒▒▒▒▒▒▒▒▒░░░░▒▒▒▒▒▒  ░░▒▒▒▒▓▓▓▓▓▓▓▓▓▓▓▓▓▓████▓▓▓▓██▓▓▓▓▒▒▒▒▓▓▒▒░░░░░░░░▒▒▒▒▓▓▓▓▓▓▓▓▓▓▓▓▓▓▒▒░░░░▒▒▒▒▓▓▓▓██▓▓▓▓▒▒▒▒  ▓▓  ▓▓    ▒▒▒▒  ▓▓░░░░░░▒▒  ▓▓  ▓▓  ▓▓
▒▒▒▒▒▒▓▓▓▓▒▒▒▒▒▒▒▒▒▒▒▒░░░░▒▒▒▒▒▒░░░░░░▒▒▒▒▓▓▓▓▓▓▓▓▓▓▓▓▓▓██▓▓▓▓▓▓▓▓▓▓▒▒▒▒▒▒▒▒░░░░░░░░░░▒▒▒▒▓▓▓▓▓▓▓▓▓▓▓▓▓▓▒▒░░░░▒▒▓▓▓▓██▓▓▓▓▒▒▒▒░░  ▓▓▓▓▒▒  ▒▒  ▓▓  ░░▓▓    ▒▒  ▓▓  ▓▓▒▒▓▓
▒▒▓▓▓▓▓▓▒▒▒▒░░▒▒▒▒▒▒░░░░░░▒▒▒▒░░░░░░▒▒▒▒▒▒▒▒▓▓▓▓▓▓▓▓▓▓▓▓██▓▓▓▓▓▓▓▓▓▓▒▒▒▒▓▓░░░░░░░░░░▒▒▒▒▓▓▓▓▓▓▓▓▓▓▓▓▓▓▒▒▒▒░░▒▒▒▒▓▓████▓▓▒▒░░░░░░  ▓▓░░    ▓▓  ▓▓    ▓▓    ▒▒  ▓▓  ▒▒▓▓▓▓
▓▓▓▓▓▓▒▒░░░░▒▒▒▒▒▒░░░░░░▒▒▒▒▒▒░░░░░░░░▒▒▒▒▓▓▓▓▓▓██▓▓▓▓▓▓██▓▓▓▓▓▓▓▓▒▒▒▒▓▓▒▒▒▒░░░░░░░░▒▒▒▒▓▓▓▓▓▓▓▓▓▓▓▓▓▓▒▒░░▒▒▒▒▒▒████▓▓▒▒░░░░░░▒▒  ▓▓  ▒▒  ▒▒░░▒▒░░  ▓▓    ▒▒  ▓▓  ▒▒░░▓▓
▓▓▓▓▒▒░░░░▒▒▒▒▒▒░░░░░░▒▒▒▒▒▒░░░░░░░░░░▒▒▒▒▒▒▓▓████▓▓▓▓▓▓██▓▓▓▓▓▓▓▓▒▒▓▓██▒▒░░░░░░░░▒▒▒▒▓▓▓▓▓▓▓▓▓▓▓▓▓▓▒▒▒▒▒▒▒▒▒▒▓▓██▓▓▒▒░░░░░░░░▒▒  ▓▓  ▓▓░░▒▒  ░░▒▒  ▓▓    ▓▓▒▒░░  ▒▒  ▓▓
▓▓▒▒░░░░▒▒▒▒▒▒▒▒░░░░▒▒▒▒▒▒▒▒░░░░░░░░░░▒▒▒▒▓▓▓▓████▓▓▓▓▓▓██▓▓▓▓▓▓▒▒▓▓██▓▓░░░░░░░░░░▒▒▒▒▓▓▓▓▓▓▓▓▓▓▓▓▒▒▒▒▒▒▒▒▒▒▓▓██▓▓▒▒▒▒░░░░▒▒▒▒▒▒                                        
▒▒░░░░░░▒▒▒▒▒▒░░░░░░▒▒▒▒▓▓░░░░░░░░░░░░▒▒▒▒▓▓▓▓████▓▓▓▓▓▓▓▓▓▓▓▓▓▓▓▓▓▓▓▓▓▓░░░░░░░░░░▒▒▓▓▓▓▓▓▓▓▓▓▓▓▒▒▒▒▒▒▒▒▒▒▒▒██▓▓▒▒▒▒░░░░▒▒▒▒▒▒▒▒                                        
░░░░░░▒▒▒▒▒▒▒▒░░░░░░▒▒▒▒▓▓░░░░░░░░░░░░▒▒▒▒▓▓▓▓██████▓▓▓▓▓▓▓▓▓▓▓▓▓▓▓▓▓▓▒▒░░░░░░░░▒▒▒▒▓▓▓▓▓▓▓▓▓▓▒▒▒▒▒▒▒▒▒▒▒▒██▓▓▒▒▒▒░░░░▒▒▒▒▒▒▒▒▓▓                                        
░░░░▒▒▒▒▒▒▒▒░░░░░░▒▒▒▒▒▒▒▒░░░░░░░░░░░░▒▒▒▒▓▓▓▓██████▓▓▓▓▓▓▓▓▓▓▒▒▓▓▓▓▓▓░░░░░░░░▒▒▒▒▒▒▓▓▓▓▓▓▓▓▒▒▒▒▒▒▒▒▒▒▒▒██▒▒▒▒░░░░░░▒▒▒▒▒▒▒▒▓▓▓▓                                        
░░░░▒▒▒▒▒▒▒▒░░░░▒▒▒▒▒▒▓▓░░░░░░░░░░░░░░░░▒▒▓▓▓▓██████▓▓▓▓▓▓▓▓▓▓▒▒▓▓▓▓▒▒░░░░░░▒▒▒▒▒▒▒▒▓▓▓▓▓▓▒▒▒▒▒▒▒▒▒▒▒▒▓▓▒▒▒▒░░░░░░▒▒▒▒▒▒▒▒▓▓▓▓██                                        
▒▒▒▒▒▒▒▒▒▒░░░░░░▒▒▒▒▓▓▓▓░░░░░░░░░░░░░░░░▒▒▓▓▓▓▓▓████▓▓▓▓▓▓▓▓██▒▒▒▒▒▒░░░░░░▒▒▒▒▒▒▒▒▓▓▓▓▒▒▒▒▒▒▒▒▒▒▒▒▒▒▓▓▒▒▒▒░░░░▒▒▒▒▒▒▒▒▒▒▓▓▓▓▓▓▓▓        ░░░░                ░░          
▒▒▒▒▒▒▒▒░░░░░░▒▒▒▒▒▒▓▓▒▒░░░░▒▒░░░░░░  ░░▒▒▓▓▓▓▓▓▓▓████▓▓▓▓▓▓▓▓▓▓▒▒░░░░▒▒▒▒▒▒▒▒▓▓▓▓▒▒▒▒▒▒▒▒▒▒▒▒▒▒▓▓▒▒▒▒░░░░░░▒▒▒▒▒▒▒▒▒▒▓▓▓▓▓▓▓▓▓▓        ░░░░░░▒▒░░  ░░      ░░          
▒▒▒▒▒▒▒▒░░░░▒▒▒▒▒▒▓▓▓▓░░░░▒▒▒▒▒▒░░░░  ░░▒▒▓▓▓▓▓▓▓▓▓▓████▓▓▓▓▓▓▓▓▓▓▓▓▓▓▓▓▓▓▓▓▓▓▒▒▒▒▒▒▒▒▒▒▒▒▒▒▒▒▒▒▒▒▒▒░░░░▒▒▒▒▒▒▒▒▒▒▓▓▓▓▓▓▓▓▓▓▓▓▓▓            ░░░░░░  ░░  ░░░░░░  ░░      
▒▒▒▒▒▒░░░░░░▒▒▒▒▒▒▓▓▓▓░░░░▒▒▒▒▒▒░░░░░░░░▒▒▓▓▓▓▓▓▓▓▓▓▓▓██▓▓▓▓▓▓▓▓▓▓▓▓▓▓▓▓▓▓▒▒▒▒▒▒▒▒▒▒▒▒▒▒▒▒▒▒▒▒▒▒░░░░░░▒▒▒▒▒▒▒▒▒▒▓▓▓▓▓▓▓▓▓▓▓▓▓▓▓▓                  ░░░░                  
▒▒▒▒░░░░░░▒▒▒▒▒▒▓▓▓▓▓▓░░▒▒▒▒▒▒▒▒░░░░░░░░▒▒▓▓▓▓▓▓▓▓▓▓▓▓▓▓██▓▓▓▓▒▒▒▒▒▒▓▓▓▓▓▓▓▓▓▓▓▓▒▒▒▒▒▒▒▒▒▒▒▒▒▒░░░░▒▒▒▒▒▒▒▒▒▒▒▒▓▓▓▓▓▓▓▓▓▓▓▓▓▓▓▓▓▓      ░░  ░░      ░░░░                  
▒▒▒▒░░░░░░▒▒▒▒▒▒▓▓▓▓▒▒░░▒▒▒▒▒▒▒▒░░░░░░▒▒▓▓▓▓▓▓▓▓▓▓▓▓▓▓▓▓▓▓██▓▓▒▒▒▒▒▒▒▒▒▒▒▒▒▒▒▒▒▒▒▒▒▒▒▒▒▒▒▒░░░░░░▒▒▒▒▒▒▒▒▒▒▓▓▓▓▓▓▓▓▓▓▓▓▓▓▓▓▓▓▓▓▓▓      ░░░░░░    ░░░░░░░░░░░░░░░░░░░░    
▒▒░░░░░░░░▒▒▒▒▓▓▓▓▓▓▒▒▒▒▒▒▒▒▒▒▒▒░░░░░░▒▒▒▒▓▓▓▓██▓▓▓▓▓▓▓▓▓▓▓▓▓▓▓▓▒▒▒▒░░░░▒▒▒▒▒▒▒▒▒▒▒▒▒▒▒▒░░░░▒▒▒▒▒▒▒▒▒▒▓▓▓▓▓▓▓▓▓▓▓▓▓▓▓▓▓▓▓▓▓▓▓▓▒▒      ░░    ░░░░▒▒▒▒░░▒▒▒▒▒▒░░░░▒▒░░    
▒▒░░░░░░▒▒▒▒▒▒▓▓▓▓██▒▒▒▒▒▒▒▒▒▒▒▒░░░░░░▒▒▓▓▓▓▓▓██▓▓▓▓▓▓▓▓▓▓▓▓▓▓▓▓▓▓▒▒▒▒░░░░░░▒▒░░░░▒▒▒▒░░▒▒▒▒▒▒▒▒▒▒▓▓▓▓▓▓▓▓▓▓▓▓▓▓▓▓▓▓▓▓▓▓▓▓▓▓▓▓▒▒                                        
░░░░░░░░▒▒▓▓▓▓▓▓██▓▓▒▒▒▒▒▒▒▒▒▒▒▒░░░░▒▒▓▓▓▓▓▓▓▓▓▓██▓▓▓▓▓▓▓▓▓▓▓▓▓▓▓▓▓▓▓▓▓▓▒▒▒▒░░▒▒▒▒▒▒▒▒▒▒▒▒▒▒▓▓▓▓▓▓▓▓▓▓▓▓▓▓▒▒▒▒▓▓▓▓▓▓▓▓▓▓▓▓▓▓▓▓▒▒                                        
░░░░░░▒▒▒▒▒▒▓▓▓▓████▒▒▒▒▒▒▒▒▒▒▒▒░░▒▒▒▒▓▓▓▓▓▓▓▓██▓▓▓▓▓▓▓▓▓▓▒▒▒▒▒▒▒▒▒▒▒▒▒▒▓▓▓▓▓▓▓▓▓▓▓▓▓▓▓▓▓▓▓▓▓▓▓▓▓▓▓▓▓▓▒▒▒▒▒▒▒▒▓▓▓▓▓▓▓▓▓▓▓▓▓▓▒▒▒▒                                        
░░░░▒▒▒▒▒▒▒▒▓▓████▓▓▒▒▒▒▒▒▒▒▒▒░░░░▒▒▓▓▓▓▓▓▓▓▓▓▓▓██▓▓▓▓▓▓▓▓▓▓▒▒▒▒▒▒▒▒▒▒▒▒▒▒▒▒▒▒▒▒▒▒▒▒▒▒▒▒▒▒▒▒▒▒▒▒▒▒▒▒▒▒▒▒▒▒▒▒▓▓▓▓▓▓▓▓▓▓▓▓▓▓▒▒▓▓▒▒                                        
░░░░▒▒▒▒▓▓▓▓▓▓████▓▓▒▒▒▒▒▒▒▒▒▒░░░░▒▒▓▓▓▓▓▓▓▓▓▓▓▓▓▓▓▓██▓▓▓▓▓▓▒▒▒▒▒▒▒▒▒▒▒▒▒▒▒▒▒▒▒▒▒▒▒▒▒▒▒▒▒▒▒▒▒▒▒▒▒▒▒▒▒▒▒▒▒▒▓▓▓▓▓▓▓▓▓▓▓▓▓▓▓▓▓▓▒▒▓▓                                        
░░▒▒▒▒▓▓▒▒▓▓▓▓▓▓██▓▓▒▒▒▒▒▒▒▒▒▒░░▒▒▓▓▓▓▓▓▓▓▓▓▓▓▓▓▓▓▓▓██▓▓▓▓▓▓▓▓▒▒▒▒▒▒▒▒▒▒▒▒▒▒▒▒▒▒▒▒▒▒▒▒▒▒▒▒▒▒▒▒▒▒▒▒▒▒▒▒▓▓▓▓▓▓▓▓▓▓▓▓▓▓▓▓▓▓▓▓▒▒▒▒▒▒                                        
░░▒▒▒▒▓▓▓▓▓▓▓▓▓▓▓▓▓▓░░▒▒▒▒▒▒░░░░▒▒▒▒▓▓▓▓▓▓▓▓▓▓▓▓▓▓▓▓▓▓██▓▓▓▓▓▓▓▓▒▒▒▒▒▒▒▒▒▒▒▒▒▒▒▒▒▒▒▒▒▒▒▒▒▒▒▒▓▓▓▓▓▓▓▓▓▓▓▓▓▓▓▓▓▓▓▓▓▓▒▒▒▒▒▒▒▒▒▒▒▒▒▒                                        
▒▒▒▒▒▒▒▒▓▓▓▓▓▓▓▓▓▓▓▓░░▒▒▒▒▒▒▒▒░░▒▒▓▓▓▓▓▓▓▓▓▓██▓▓▓▓▓▓▓▓▓▓▓▓▓▓▓▓▓▓▒▒▒▒▒▒▓▓▓▓▓▓▓▓▓▓▓▓▓▓▓▓▓▓▓▓▓▓▓▓▓▓▓▓▓▓▓▓▓▓▓▓▓▓▒▒▓▓▒▒▒▒▒▒▒▒▒▒▒▒▒▒▒▒                                        
▒▒▒▒▒▒▓▓▓▓▓▓▓▓▓▓▓▓▓▓░░▒▒▒▒▒▒▒▒░░░░▒▒▓▓▓▓▓▓▓▓██▓▓▓▓▓▓▓▓▓▓▓▓▓▓▓▓▓▓▓▓▒▒▒▒▓▓▓▓▓▓▓▓▓▓▓▓▓▓▓▓▓▓▓▓▓▓▓▓▓▓▓▓▒▒▒▒▒▒▒▒▒▒▒▒▒▒▒▒▒▒▒▒▒▒▒▒▒▒▒▒▒▒                                        
▒▒▒▒▓▓▓▓▓▓▓▓▓▓▓▓▓▓▓▓░░▒▒▒▒▒▒▒▒░░░░▒▒▒▒▓▓▓▓▓▓██▓▓▓▓▓▓▓▓▓▓▓▓▓▓██▓▓▓▓▒▒▒▒▒▒▓▓▒▒▓▓▓▓▓▓▒▒▒▒▒▒▒▒▒▒▒▒▒▒▒▒▒▒▒▒▒▒▒▒▒▒▒▒▒▒▒▒▒▒▒▒░░▒▒▒▒▒▒▒▒                                        
▒▒▓▓▓▓▓▓▓▓▓▓▓▓▓▓▓▓▓▓░░▒▒▒▒▒▒▒▒░░░░▒▒▒▒▓▓▓▓▓▓██▓▓▓▓▓▓▓▓▓▓▓▓▓▓████▓▓▓▓▒▒▒▒▒▒▒▒▒▒▒▒▒▒▒▒▒▒▒▒▒▒▒▒▒▒▒▒▒▒▒▒░░░░░░░░▒▒▒▒░░▒▒░░▒▒▒▒▒▒▒▒▒▒                                        
▒▒▓▓▓▓▓▓▓▓▓▓▓▓▓▓▓▓▓▓░░▒▒▒▒▒▒▒
copy to clipboard 👍 upvote 👎 downvote
fill: spaces toggle palette ▓→✊🏽